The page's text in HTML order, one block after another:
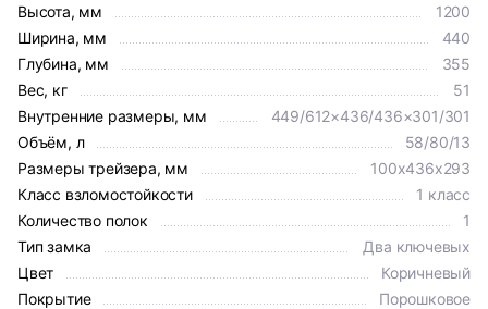
Высота, мм
1200
Ширина, мм
440
Глубина, мм
355
Вес, кг
51
Внутренние размеры, мм
449/612×436/436×301/301
Объём, л
58/80/13
Размеры трейзера, мм
100x436x293
Класс взломостойкости
1 класс
Количество полок
1
Тип замка
Два ключевых
Цвет
Коричневый
Покрытие
Порошковое